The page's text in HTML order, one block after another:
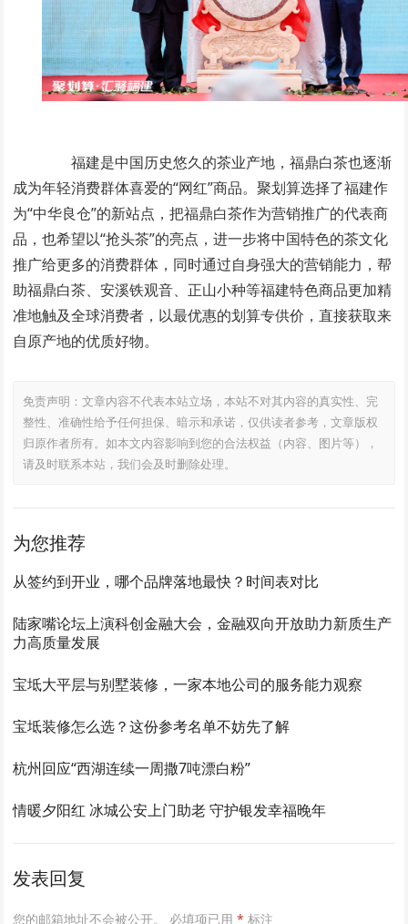
福建是中国历史悠久的茶业产地，福鼎白茶也逐渐
成为年轻消费群体喜爱的“网红”商品。聚划算选择了福建作
为“中华良仓”的新站点，把福鼎白茶作为营销推广的代表商
品，也希望以“抢头茶”的亮点，进一步将中国特色的茶文化
推广给更多的消费群体，同时通过自身强大的营销能力，帮
助福鼎白茶、安溪铁观音、正山小种等福建特色商品更加精
准地触及全球消费者，以最优惠的划算专供价，直接获取来
自原产地的优质好物。
免责声明：文章内容不代表本站立场，本站不对其内容的真实性、完
整性、准确性给予任何担保、暗示和承诺，仅供读者参考，文章版权
归原作者所有。如本文内容影响到您的合法权益（内容、图片等），
请及时联系本站，我们会及时删除处理。
为您推荐
从签约到开业，哪个品牌落地最快？时间表对比
陆家嘴论坛上演科创金融大会，金融双向开放助力新质生产
力高质量发展
宝坻大平层与别墅装修，一家本地公司的服务能力观察
宝坻装修怎么选？这份参考名单不妨先了解
杭州回应“西湖连续一周撒7吨漂白粉”
情暖夕阳红 冰城公安上门助老 守护银发幸福晚年
发表回复
您的邮箱地址不会被公开。 必填项已用* 标注